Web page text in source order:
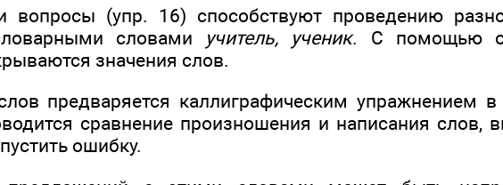
вопросы (упр. 16) способствуют проведению
словами
учитель, ученик. С помощью
значения слов.
предваряется каллиграфическим упражнением в
сравнение произношения и написания слов,
ошибку.